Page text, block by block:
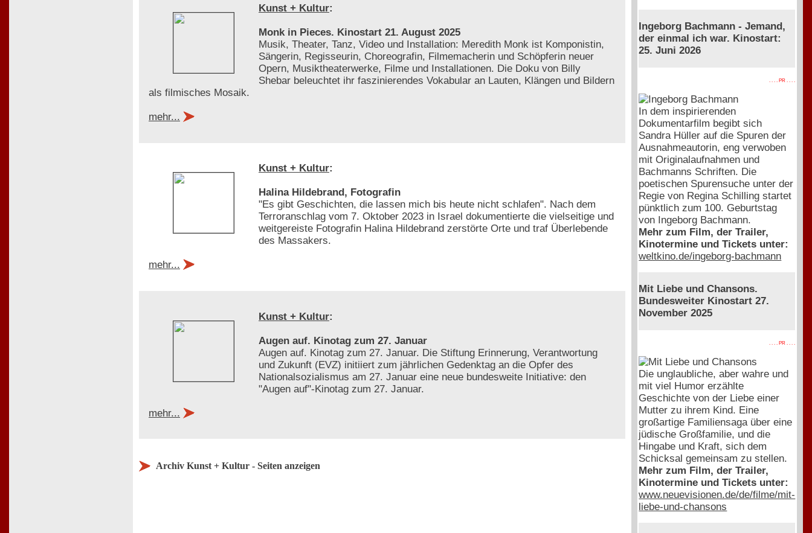
Kunst + Kultur:
Monk in Pieces. Kinostart 21. August 2025
Musik, Theater, Tanz, Video und Installation: Meredith Monk ist Komponistin,
Sängerin, Regisseurin, Choreografin, Filmemacherin und Schöpferin neuer
Opern, Musiktheaterwerke, Filme und Installationen. Die Doku von Billy
Shebar beleuchtet ihr faszinierendes Vokabular an Lauten, Klängen und Bildern
als filmisches Mosaik.
mehr...
Kunst + Kultur:
Halina Hildebrand, Fotografin
"Es gibt Geschichten, die lassen mich bis heute nicht schlafen". Nach dem
Terroranschlag vom 7. Oktober 2023 in Israel dokumentierte die vielseitige und
weitgereiste Fotografin Halina Hildebrand zerstörte Orte und traf Überlebende
des Massakers.
mehr...
Kunst + Kultur:
Augen auf. Kinotag zum 27. Januar
Augen auf. Kinotag zum 27. Januar. Die Stiftung Erinnerung, Verantwortung
und Zukunft (EVZ) initiiert zum jährlichen Gedenktag an die Opfer des
Nationalsozialismus am 27. Januar eine neue bundesweite Initiative: den
"Augen auf"-Kinotag zum 27. Januar.
mehr...
Archiv Kunst + Kultur - Seiten anzeigen
Ingeborg Bachmann - Jemand,
der einmal ich war. Kinostart:
25. Juni 2026
. . . . PR . . . .
In dem inspirierenden
Dokumentarfilm begibt sich
Sandra Hüller auf die Spuren der
Ausnahmeautorin, eng verwoben
mit Originalaufnahmen und
Bachmanns Schriften. Die
poetischen Spurensuche unter der
Regie von Regina Schilling startet
pünktlich zum 100. Geburtstag
von Ingeborg Bachmann.
Mehr zum Film, der Trailer,
Kinotermine und Tickets unter:
weltkino.de/ingeborg-bachmann
Mit Liebe und Chansons.
Bundesweiter Kinostart 27.
November 2025
. . . . PR . . . .
Die unglaubliche, aber wahre und
mit viel Humor erzählte
Geschichte von der Liebe einer
Mutter zu ihrem Kind. Eine
großartige Familiensaga über eine
jüdische Großfamilie, und die
Hingabe und Kraft, sich dem
Schicksal gemeinsam zu stellen.
Mehr zum Film, der Trailer,
Kinotermine und Tickets unter:
www.neuevisionen.de/de/filme/mit-
liebe-und-chansons